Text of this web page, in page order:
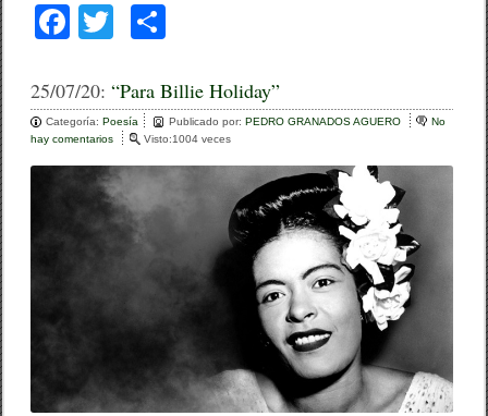
F
c
e
b
o
tt
er
m
p
ar
tir
25/07/20:“Para Billie Holiday”
Categoría:Poesía Publicado por:PEDRO GRANADOS AGUERO
No
hay comentarios
P
a
r
Visto:1004 veces